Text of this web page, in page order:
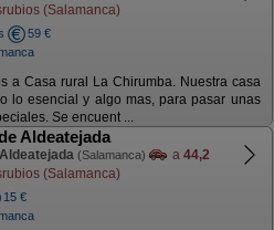
(Salamanca)
59 €
a Casa rural La Chirumba. Nuestra casa
lo esencial y algo mas, para pasar unas
Se encuent ...
Aldeatejada
Aldeatejada (Salamanca) a 44,2
(Salamanca)
15 €